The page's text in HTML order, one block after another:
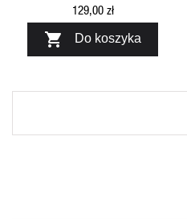
129,00 zł
 Do koszyka